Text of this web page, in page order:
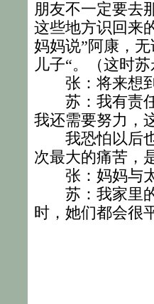
朋友不一定要去
这些地方识回来
妈妈说”阿康，
儿子“。（这时
张：将来想到
苏：我有责任
我还需要努力，
我恐怕以后也
次最大的痛苦，
张：妈妈与太
苏：我家里的
时，她们都会很